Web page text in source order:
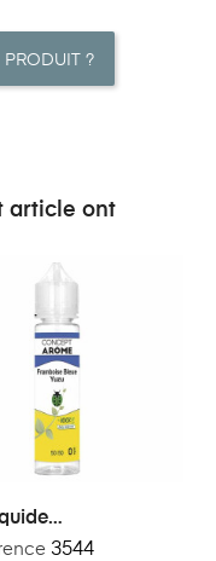
PRODUIT ?
article ont
3544